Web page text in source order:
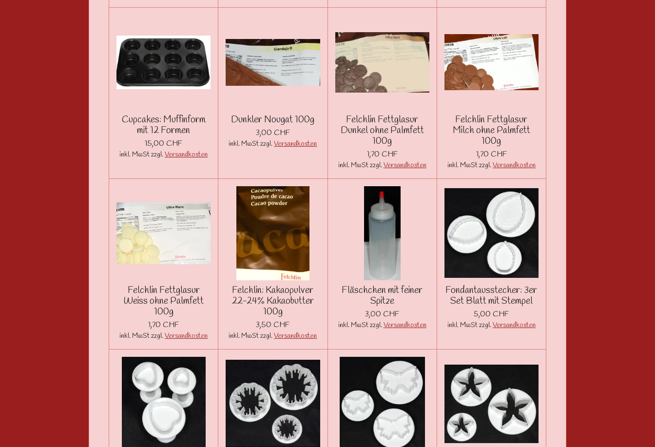
Cupcakes: Muffinform
mit 12 Formen
15,00 CHF
inkl. MwSt zzgl.Versandkosten
Dunkler Nougat 100g
3,00 CHF
inkl. MwSt zzgl.Versandkosten
Felchlin Fettglasur
Dunkel ohne Palmfett
100g
1,70 CHF
inkl. MwSt zzgl.Versandkosten
Felchlin Fettglasur
Milch ohne Palmfett
100g
1,70 CHF
inkl. MwSt zzgl.Versandkosten
Felchlin Fettglasur
Weiss ohne Palmfett
100g
1,70 CHF
inkl. MwSt zzgl.Versandkosten
Felchlin: Kakaopulver
22-24% Kakaobutter
100g
3,50 CHF
inkl. MwSt zzgl.Versandkosten
Fläschchen mit feiner
Spitze
3,00 CHF
inkl. MwSt zzgl.Versandkosten
Fondantausstecher: 3er
Set Blatt mit Stempel
5,00 CHF
inkl. MwSt zzgl.Versandkosten